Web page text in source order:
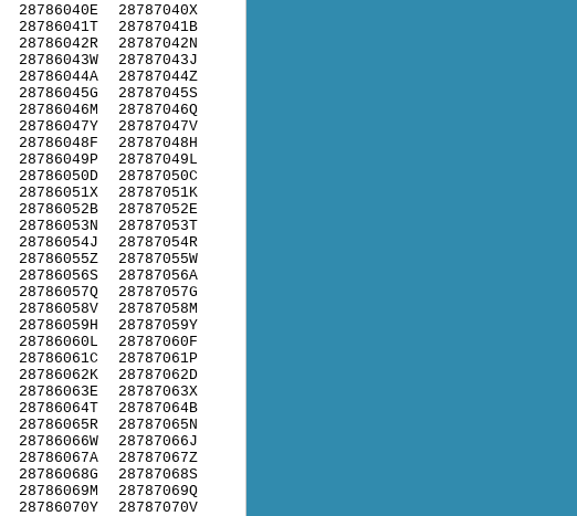
28786040E
28786041T
28786042R
28786043W
28786044A
28786045G
28786046M
28786047Y
28786048F
28786049P
28786050D
28786051X
28786052B
28786053N
28786054J
28786055Z
28786056S
28786057Q
28786058V
28786059H
28786060L
28786061C
28786062K
28786063E
28786064T
28786065R
28786066W
28786067A
28786068G
28786069M
28786070Y
28787040X
28787041B
28787042N
28787043J
28787044Z
28787045S
28787046Q
28787047V
28787048H
28787049L
28787050C
28787051K
28787052E
28787053T
28787054R
28787055W
28787056A
28787057G
28787058M
28787059Y
28787060F
28787061P
28787062D
28787063X
28787064B
28787065N
28787066J
28787067Z
28787068S
28787069Q
28787070V